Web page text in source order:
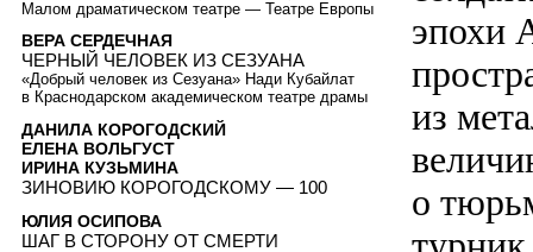
эпохи
из
о
Малом драматическом театре — Театре Европы
ВЕРА СЕРДЕЧНАЯ
ЧЕРНЫЙ ЧЕЛОВЕК ИЗ СЕЗУАНА
«Добрый человек из Сезуана» Нади Кубайлат
в Краснодарском академическом театре драмы
ДАНИЛА КОРОГОДСКИЙ
ЕЛЕНА ВОЛЬГУСТ
ИРИНА КУЗЬМИНА
ЗИНОВИЮ КОРОГОДСКОМУ — 100
ЮЛИЯ ОСИПОВА
ШАГ В СТОРОНУ ОТ СМЕРТИ